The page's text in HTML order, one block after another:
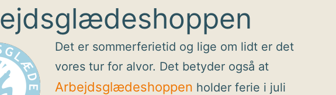
Det er sommerferietid og lige om lidt er det
vores tur for alvor. Det betyder også at
Arbejdsglædeshoppen holder ferie i juli